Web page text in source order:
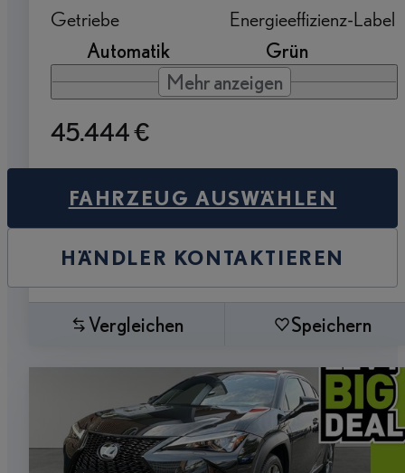
Getriebe
Automatik
Energieeffizienz-Label
Grün
Mehr anzeigen
45.444 €
FAHRZEUG AUSWÄHLEN
HÄNDLER KONTAKTIEREN
Vergleichen Speichern